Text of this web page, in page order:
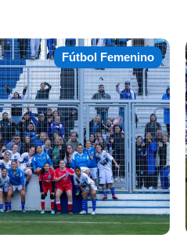
Fútbol Femenino